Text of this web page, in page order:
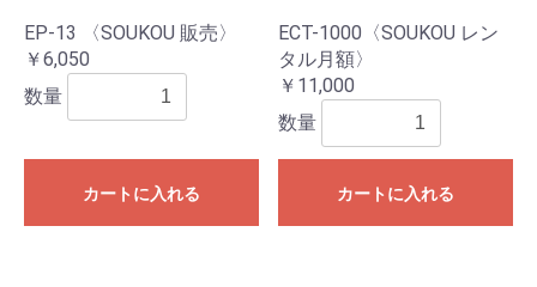
EP-13 〈SOUKOU 販売〉
￥6,050
数量
カートに入れる
ECT-1000〈SOUKOU レン
タル月額〉
￥11,000
数量
カートに入れる